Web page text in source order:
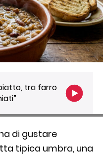
tra farro
di gustare
tipica umbra, una